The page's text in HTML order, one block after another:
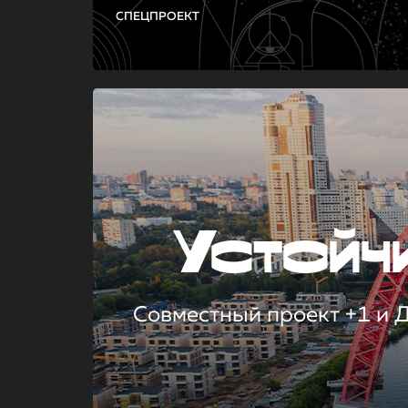
СПЕЦПРОЕКТ
Совместный проект +1 и